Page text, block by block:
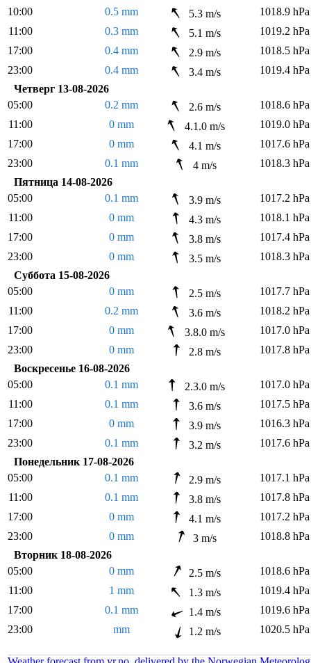
10:00 0.5 mm 5.3 m/s
1018.9 hPa
11:00
0.3 mm 5.1 m/s
1019.2 hPa
17:00
0.4 mm 2.9 m/s
1018.5 hPa
23:00
0.4 mm 3.4 m/s
1019.4 hPa
Четверг 13-08-2026
05:00
0.2 mm 2.6 m/s
1018.6 hPa
11:00
0 mm 4.1.0 m/s
1019.0 hPa
17:00
0 mm 4.1 m/s
1017.6 hPa
23:00
0.1 mm 4 m/s
1018.3 hPa
Пятница 14-08-2026
05:00
0.1 mm 3.9 m/s
1017.2 hPa
11:00
0 mm 4.3 m/s
1018.1 hPa
17:00
0 mm 3.8 m/s
1017.4 hPa
23:00
0 mm 3.5 m/s
1018.3 hPa
Суббота 15-08-2026
05:00
0 mm 2.5 m/s
1017.7 hPa
11:00
0.2 mm 3.6 m/s
1018.2 hPa
17:00
0 mm 3.8.0 m/s
1017.0 hPa
23:00
0 mm 2.8 m/s
1017.8 hPa
Воскресенье 16-08-2026
05:00
0.1 mm 2.3.0 m/s
1017.0 hPa
11:00
0.1 mm 3.6 m/s
1017.5 hPa
17:00
0 mm 3.9 m/s
1016.3 hPa
23:00
0.1 mm 3.2 m/s
1017.6 hPa
Понедельник 17-08-2026
05:00
0.1 mm 2.9 m/s
1017.1 hPa
11:00
0.1 mm 3.8 m/s
1017.8 hPa
17:00
0 mm 4.1 m/s
1017.2 hPa
23:00
0 mm 3 m/s
1018.8 hPa
Вторник 18-08-2026
05:00
0 mm 2.5 m/s
1018.6 hPa
11:00
1 mm 1.3 m/s
1019.4 hPa
17:00
0.1 mm 1.4 m/s
1019.6 hPa
23:00
mm 1.2 m/s 1020.5 hPa